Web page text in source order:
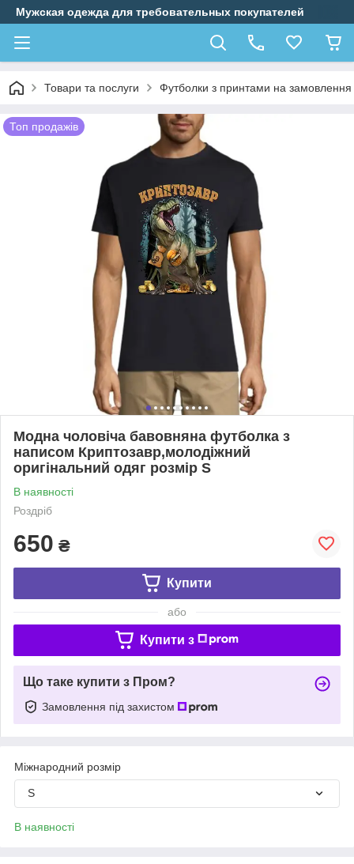
Мужская одежда для требовательных покупателей
Товари та послуги Футболки з принтами на замовлення
Топ продажів
Модна чоловіча бавовняна футболка з
написом Криптозавр,молодіжний
оригінальний одяг розмір S
В наявності
Роздріб
650 ₴
Купити
або
Купити з
Що таке купити з Пром?
Замовлення під захистом
Міжнародний розмір
S
В наявності